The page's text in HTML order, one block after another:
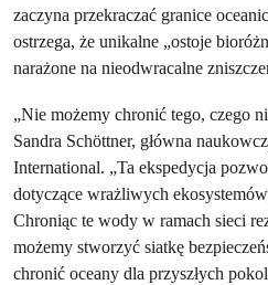
zaczyna przekraczać granice
ostrzega, że unikalne „ostoje
narażone na nieodwracalne
„Nie możemy chronić tego, czego
Sandra Schöttner, główna
International. „Ta ekspedycja
dotyczące wrażliwych
Chroniąc te wody w ramach sieci
możemy stworzyć siatkę
chronić oceany dla przyszłych